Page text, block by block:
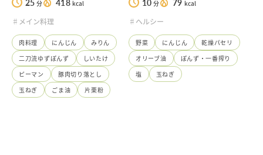
分 kcal
♯メイン料理
肉料理 にんじん
みりん
二刀流ゆずぽんず
しいたけ
ピーマン
豚肉切り落とし
玉ねぎ
ごま油 片栗粉
分 kcal
♯ヘルシー
野菜 にんじん
乾燥パセリ
オリーブ油
ぽんず・一番搾り
塩
玉ねぎ